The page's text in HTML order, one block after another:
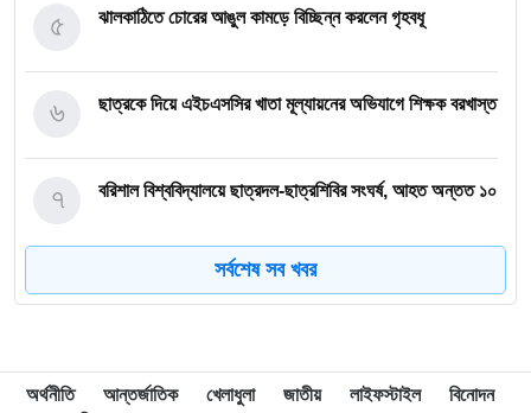
ঝালকাঠিতে চোরের আঙুল কামড়ে বিচ্ছিন্ন করলেন গৃহবধূ
৫
ছাত্রকে দিয়ে এইচএসসির খাতা মূল্যায়নের অভিযাগে শিক্ষক বরখাস্ত
৬
বরিশাল বিশ্ববিদ্যালয়ে ছাত্রদল-ছাত্রশিবির সংঘর্ষ, আহত অন্তত ১০
৭
বিএম কলেজে নানা আয়োজনে পালিত হলো জুলাই গণঅভ্যুত্থান
দিবস
৮
বিএম কলেজে “শিবির” ট্যাগ দিয়ে জুলাইয়ের অনুষ্ঠান বন্ধের
অভিযোগ ছাত্রদলের বিরুদ্ধে
৯
সর্বশেষ সব খবর
অর্থনীতি আন্তর্জাতিক খেলাধুলা জাতীয় লাইফস্টাইল
বিনোদন